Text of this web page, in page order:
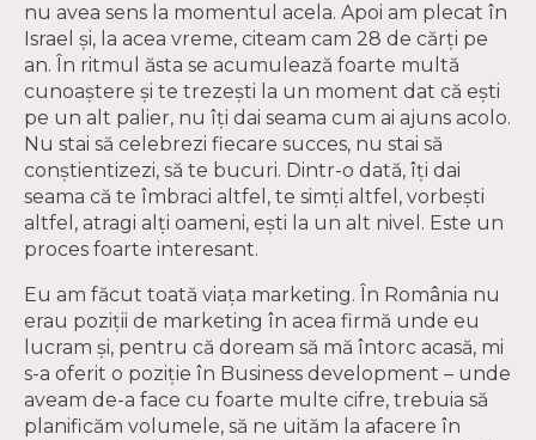
nu avea sens la momentul acela. Apoi am plecat în
Israel și, la acea vreme, citeam cam 28 de cărți pe
an. În ritmul ăsta se acumulează foarte multă
cunoaștere și te trezești la un moment dat că ești
pe un alt palier, nu îți dai seama cum ai ajuns acolo.
Nu stai să celebrezi fiecare succes, nu stai să
conștientizezi, să te bucuri. Dintr-o dată, îți dai
seama că te îmbraci altfel, te simți altfel, vorbești
altfel, atragi alți oameni, ești la un alt nivel. Este un
proces foarte interesant.
Eu am făcut toată viața marketing. În România nu
erau poziții de marketing în acea firmă unde eu
lucram și, pentru că doream să mă întorc acasă, mi
s-a oferit o poziție în Business development – unde
aveam de-a face cu foarte multe cifre, trebuia să
planificăm volumele, să ne uităm la afacere în